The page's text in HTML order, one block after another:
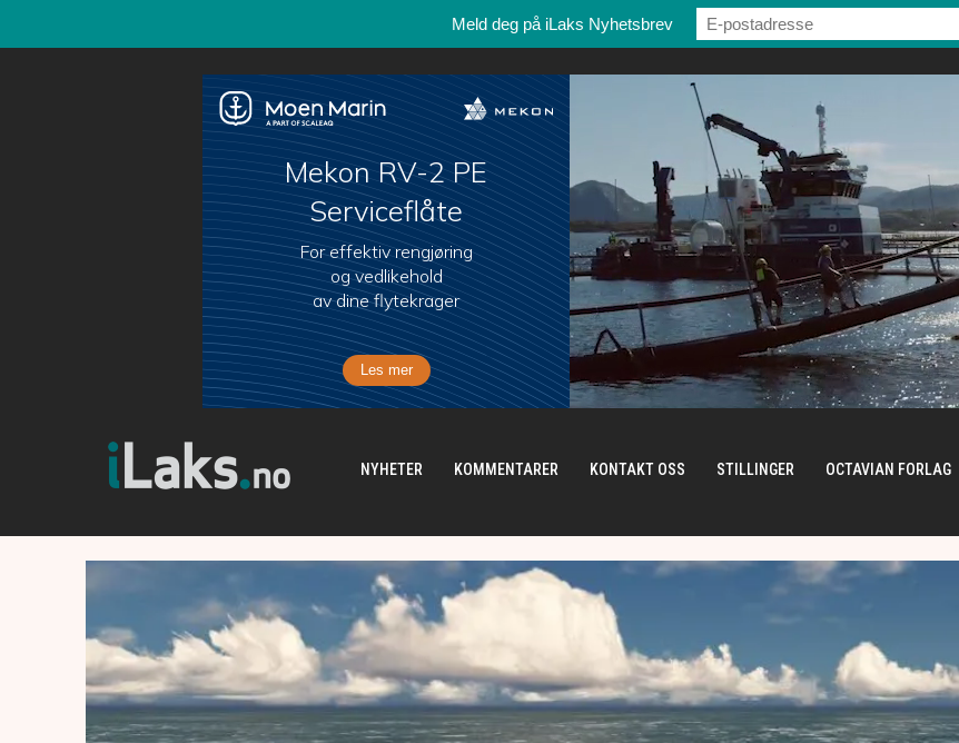
NYHETER KOMMENTARER KONTAKT OSS STILLINGER OCTAVIAN FORLAG
Meld deg på iLaks Nyhetsbrev